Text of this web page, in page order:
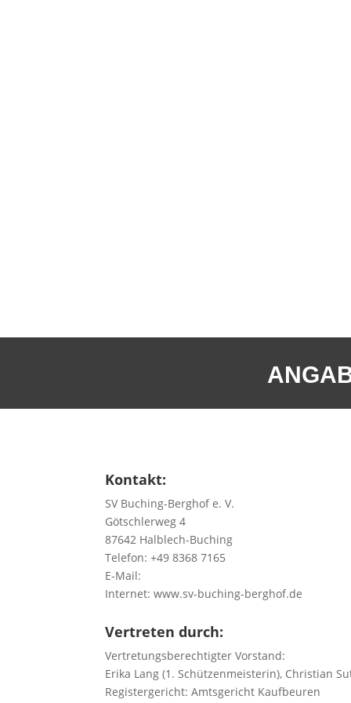
Kontakt:
SV Buching-Berghof e. V.
Götschlerweg 4
87642 Halblech-Buching
Telefon: +49 8368 7165
E-Mail:
Internet: www.sv-buching-berghof.de
Vertreten durch:
Vertretungsberechtigter Vorstand:
Erika Lang (1. Schützenmeisterin), Christian
Registergericht: Amtsgericht Kaufbeuren